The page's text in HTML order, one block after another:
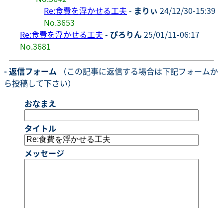
Re:食費を浮かせる工夫 - まりぃ 24/12/30-15:39
No.3653
Re:食費を浮かせる工夫 - ぴろりん25/01/11-06:17
No.3681
- 返信フォーム （この記事に返信する場合は下記フォームか
ら投稿して下さい）
おなまえ
タイトル
メッセージ